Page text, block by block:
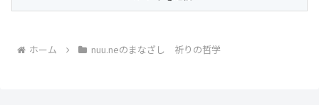
ホーム nuu.neのまなざし 祈りの哲学